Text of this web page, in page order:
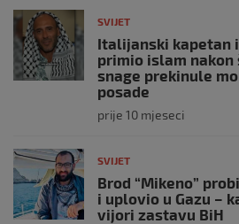
SVIJET
Italijanski kapetan
primio islam nakon
snage prekinule
posade
prije 10 mjeseci
SVIJET
Brod “Mikeno”
i uplovio u Gazu –
vijori zastavu BiH